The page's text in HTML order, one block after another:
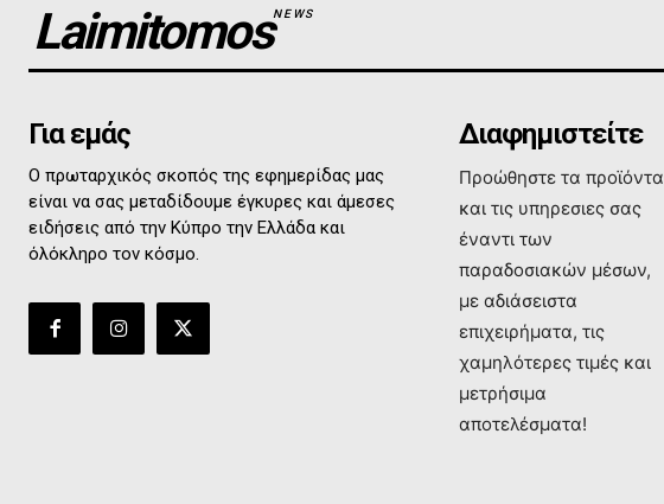
LaimitomosNEWS
Για εμάς
Ο πρωταρχικός σκοπός της εφημερίδας μας
είναι να σας μεταδίδουμε έγκυρες και άμεσες
ειδήσεις από την Κύπρο την Ελλάδα και
όλόκληρο τον κόσμο.
Διαφημιστείτε
Προώθηστε τα προϊόντα
και τις υπηρεσιες σας
έναντι των
παραδοσιακών μέσων,
με αδιάσειστα
επιχειρήματα, τις
χαμηλότερες τιμές και
μετρήσιμα
αποτελέσματα!